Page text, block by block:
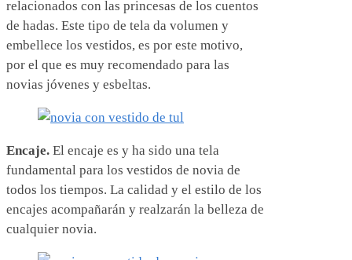
relacionados con las princesas de los cuentos
de hadas. Este tipo de tela da volumen y
embellece los vestidos, es por este motivo,
por el que es muy recomendado para las
novias jóvenes y esbeltas.
Encaje. El encaje es y ha sido una tela
fundamental para los vestidos de novia de
todos los tiempos. La calidad y el estilo de los
encajes acompañarán y realzarán la belleza de
cualquier novia.